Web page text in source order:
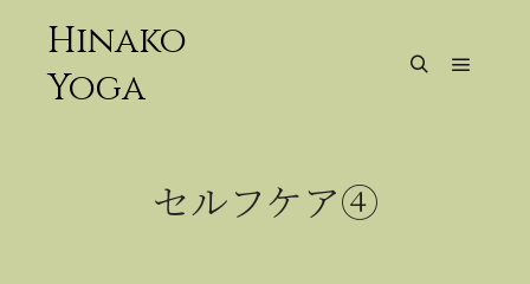
Hinako
Yoga
セルフケア④